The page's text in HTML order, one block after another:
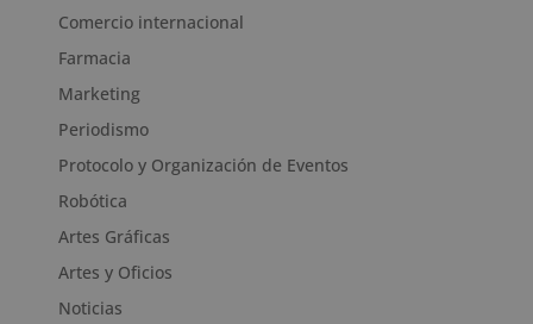
Comercio internacional
Farmacia
Marketing
Periodismo
Protocolo y Organización de Eventos
Robótica
Artes Gráficas
Artes y Oficios
Noticias